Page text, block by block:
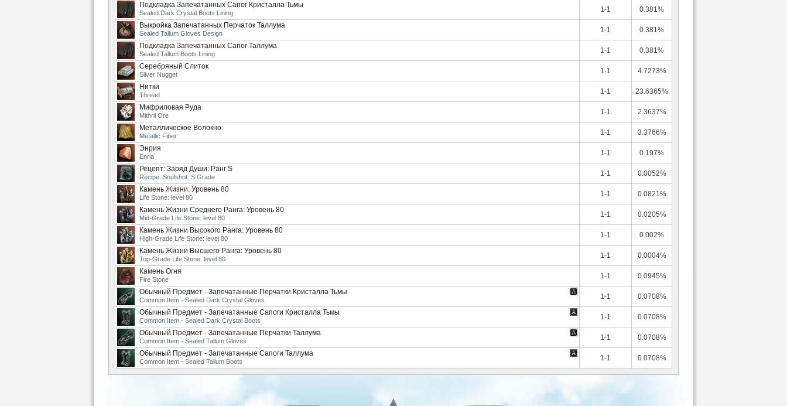
Подкладка Запечатанных Сапог Кристалла Тьмы
Sealed Dark Crystal Boots Lining 1-1
0.381%
Выкройка Запечатанных Перчаток Таллума
Sealed Tallum Gloves Design 1-1
0.381%
Подкладка Запечатанных Сапог Таллума
Sealed Tallum Boots Lining 1-1
0.381%
Серебряный Слиток
Silver Nugget 1-1
4.7273%
Нитки
Thread 1-1
23.6365%
Мифриловая Руда
Mithril Ore 1-1
2.3637%
Металлическое Волокно
Metallic Fiber 1-1
3.3766%
Энрия
Enria 1-1
0.197%
Рецепт: Заряд Души: Ранг S
Recipe: Soulshot: S Grade 1-1
0.0052%
Камень Жизни: Уровень 80
Life Stone: level 80 1-1
0.0821%
Камень Жизни Среднего Ранга: Уровень 80
Mid-Grade Life Stone: level 80 1-1
0.0205%
Камень Жизни Высокого Ранга: Уровень 80
High-Grade Life Stone: level 80 1-1
0.002%
Камень Жизни Высшего Ранга: Уровень 80
Top-Grade Life Stone: level 80 1-1
0.0004%
Камень Огня
Fire Stone 1-1
0.0945%
Обычный Предмет - Запечатанные Перчатки Кристалла Тьмы
Common Item - Sealed Dark Crystal Gloves 1-1
0.0708%
Обычный Предмет - Запечатанные Сапоги Кристалла Тьмы
Common Item - Sealed Dark Crystal Boots 1-1
0.0708%
Обычный Предмет - Запечатанные Перчатки Таллума
Common Item - Sealed Tallum Gloves 1-1
0.0708%
Обычный Предмет - Запечатанные Сапоги Таллума
Common Item - Sealed Tallum Boots 1-1 0.0708%